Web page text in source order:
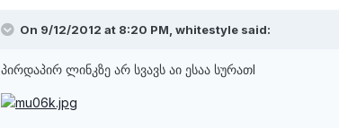
On 9/12/2012 at 8:20 PM, whitestyle said:
პირდაპირ ლინკზე არ სვავს აი ესაა სურათI